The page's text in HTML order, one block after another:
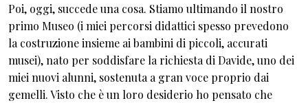
Poi, oggi, succede una cosa. Stiamo ultimando il nostro
primo Museo (i miei percorsi didattici spesso prevedono
la costruzione insieme ai bambini di piccoli, accurati
musei), nato per soddisfare la richiesta di Davide, uno dei
miei nuovi alunni, sostenuta a gran voce proprio dai
gemelli. Visto che è un loro desiderio ho pensato che